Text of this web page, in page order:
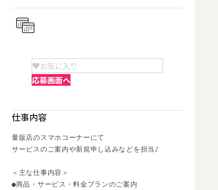
お気に入り
応募画面へ
仕事内容
量販店のスマホコーナーにて
サービスのご案内や新規申し込みなどを担当♪
＜主な仕事内容＞
●商品・サービス・料金プランのご案内